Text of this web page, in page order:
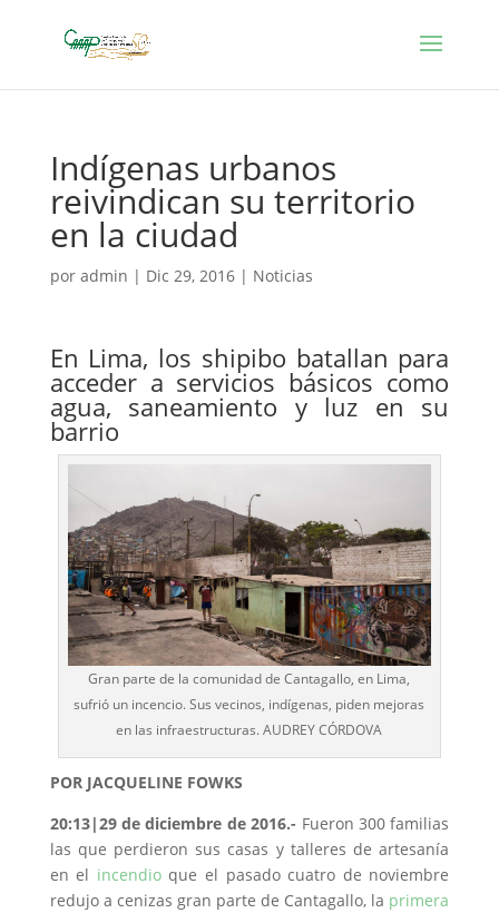
Indígenas urbanos
reivindican su territorio
en la ciudad
por admin | Dic 29, 2016| Noticias
En Lima, los shipibo batallan para
acceder a servicios básicos como
agua, saneamiento y luz en su
barrio
Gran parte de la comunidad de Cantagallo, en Lima,
sufrió un incencio. Sus vecinos, indígenas, piden mejoras
en las infraestructuras. AUDREY CÓRDOVA
POR JACQUELINE FOWKS
20:13|29 de diciembre de 2016.- Fueron 300 familias
las que perdieron sus casas y talleres de artesanía
en el incendioque el pasado cuatro de noviembre
redujo a cenizas gran parte de Cantagallo, la primera